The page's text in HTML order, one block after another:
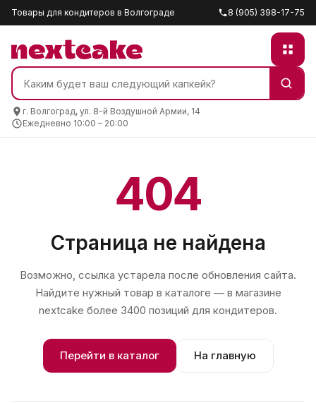
Товары для кондитеров в Волгограде 8 (905) 398-17-75
г. Волгоград, ул. 8-й Воздушной Армии, 14
Ежедневно 10:00 – 20:00
404
Страница не найдена
Возможно, ссылка устарела после обновления сайта.
Найдите нужный товар в каталоге — в магазине
nextcake более 3400 позиций для кондитеров.
Перейти в каталог На главную